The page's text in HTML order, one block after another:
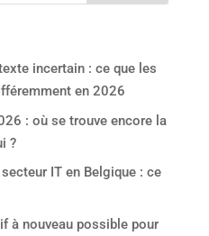
incertain : ce que les
en 2026
: où se trouve encore la
?
IT en Belgique : ce
à nouveau possible pour